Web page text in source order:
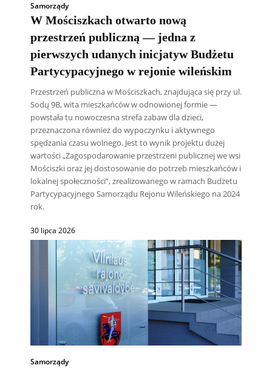
Samorządy
W Mościszkach otwarto nową
przestrzeń publiczną — jedna z
pierwszych udanych inicjatyw Budżetu
Partycypacyjnego w rejonie wileńskim
Przestrzeń publiczna w Mościszkach, znajdująca się przy ul.
Sodų 9B, wita mieszkańców w odnowionej formie —
powstała tu nowoczesna strefa zabaw dla dzieci,
przeznaczona również do wypoczynku i aktywnego
spędzania czasu wolnego. Jest to wynik projektu dużej
wartości „Zagospodarowanie przestrzeni publicznej we wsi
Mościszki oraz jej dostosowanie do potrzeb mieszkańców i
lokalnej społeczności”, zrealizowanego w ramach Budżetu
Partycypacyjnego Samorządu Rejonu Wileńskiego na 2024
rok.
30 lipca 2026
Samorządy